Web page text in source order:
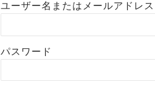
ユーザー名またはメールアドレス
パスワード